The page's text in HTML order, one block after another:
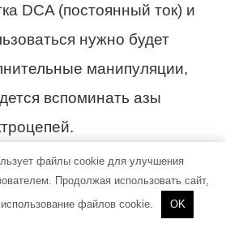
DCA (постоянный ток) и
нужно будет
манипуляции,
вспоминать азы
мерять переменный
то в целом все делается
файлы cookie для улучшения
Продолжая использовать сайт,
файлов cookie.
OK